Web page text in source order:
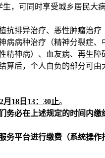
，可同时享受城乡居民大
抗排异治疗、恶性肿瘤治
病病种治疗（精神分裂症
精神病）、血友病、再生
算后，个人自负的部分可由
月 18 日 13： 30止。
必在上述规定的时间内缴
务平台进行缴费（系统操作